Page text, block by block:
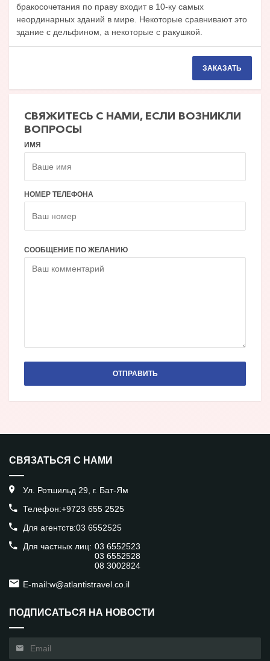
бракосочетания по праву входит в 10-ку самых
неординарных зданий в мире. Некоторые сравнивают это
здание с дельфином, а некоторые с ракушкой.
ЗАКАЗАТЬ
СВЯЖИТЕСЬ С НАМИ, ЕСЛИ ВОЗНИКЛИ
ВОПРОСЫ
ИМЯ
НОМЕР ТЕЛЕФОНА
СООБЩЕНИЕ ПО ЖЕЛАНИЮ
ОТПРАВИТЬ
СВЯЗАТЬСЯ С НАМИ
Ул. Ротшильд 29, г. Бат-Ям
Телефон:+9723 655 2525
Для агентств:03 6552525
Для частных лиц: 03 6552523
03 6552528
08 3002824
E-mail:w@atlantistravel.co.il
ПОДПИСАТЬСЯ НА НОВОСТИ